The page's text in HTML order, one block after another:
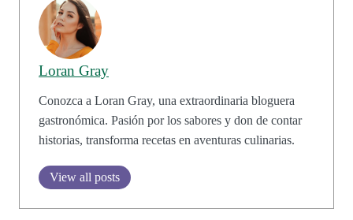
Loran Gray
Conozca a Loran Gray, una extraordinaria bloguera
gastronómica. Pasión por los sabores y don de contar
historias, transforma recetas en aventuras culinarias.
View all posts